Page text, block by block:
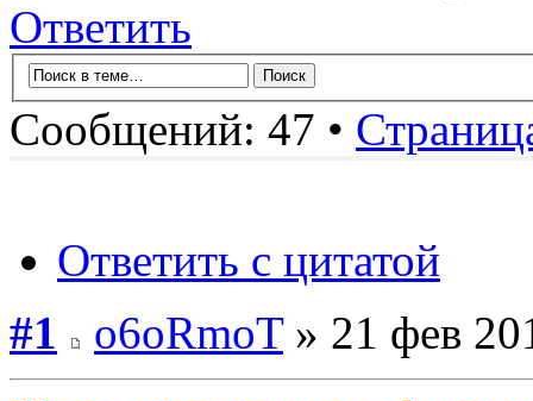
Ответить
Сообщений: 47 •
Ответить с цитатой
#1
o6oRmoT» 21 фев